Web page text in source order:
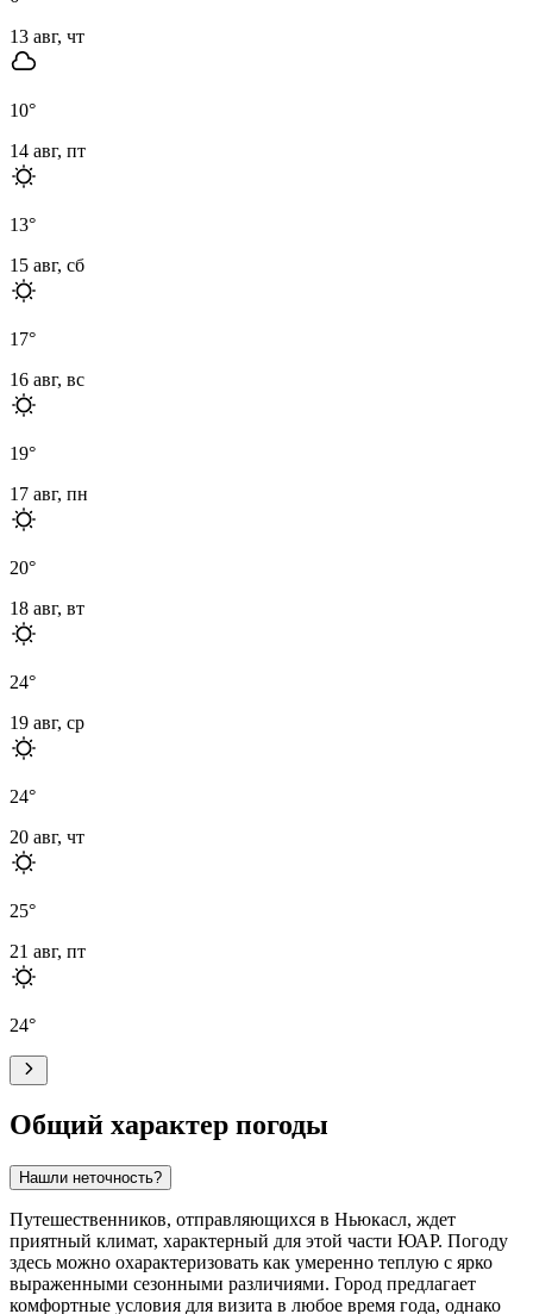
13 авг, чт
10°
14 авг, пт
13°
15 авг, сб
17°
16 авг, вс
19°
17 авг, пн
20°
18 авг, вт
24°
19 авг, ср
24°
20 авг, чт
25°
21 авг, пт
24°
Общий характер погоды
Нашли неточность?
Путешественников, отправляющихся в Ньюкасл, ждет
приятный климат, характерный для этой части ЮАР. Погоду
здесь можно охарактеризовать как умеренно теплую с ярко
выраженными сезонными различиями. Город предлагает
комфортные условия для визита в любое время года, однако